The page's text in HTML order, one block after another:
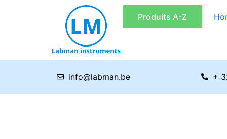
Produits A-Z
info@labman.be +